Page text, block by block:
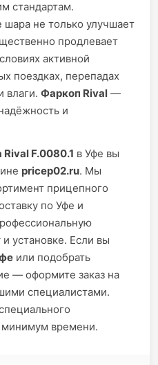
стандартам.
не только улучшает
продлевает
активной
поездках, перепадах
влаги. Фаркоп Rival —
и
F.0080.1 в Уфе вы
pricep02.ru. Мы
прицепного
по Уфе и
установке. Если вы
или подобрать
— оформите заказ на
специалистами.
минимум времени.